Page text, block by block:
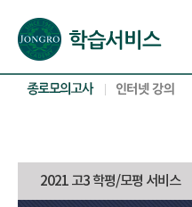
2021 고3 학평/모평 서비스